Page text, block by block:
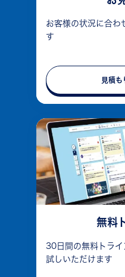
お客様の状況に合わ
す
見積も
無料
30日間の無料トライ
試しいただけます